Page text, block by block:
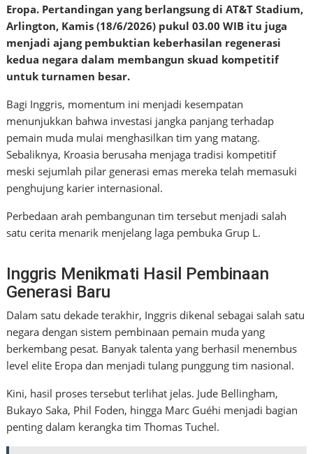
Eropa. Pertandingan yang berlangsung di AT&T Stadium,
Arlington, Kamis (18/6/2026) pukul 03.00 WIB itu juga
menjadi ajang pembuktian keberhasilan regenerasi
kedua negara dalam membangun skuad kompetitif
untuk turnamen besar.
Bagi Inggris, momentum ini menjadi kesempatan
menunjukkan bahwa investasi jangka panjang terhadap
pemain muda mulai menghasilkan tim yang matang.
Sebaliknya, Kroasia berusaha menjaga tradisi kompetitif
meski sejumlah pilar generasi emas mereka telah memasuki
penghujung karier internasional.
Perbedaan arah pembangunan tim tersebut menjadi salah
satu cerita menarik menjelang laga pembuka Grup L.
Inggris Menikmati Hasil Pembinaan
Generasi Baru
Dalam satu dekade terakhir, Inggris dikenal sebagai salah satu
negara dengan sistem pembinaan pemain muda yang
berkembang pesat. Banyak talenta yang berhasil menembus
level elite Eropa dan menjadi tulang punggung tim nasional.
Kini, hasil proses tersebut terlihat jelas. Jude Bellingham,
Bukayo Saka, Phil Foden, hingga Marc Guéhi menjadi bagian
penting dalam kerangka tim Thomas Tuchel.